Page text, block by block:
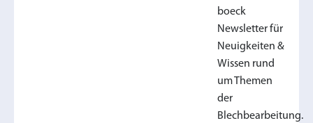
boeck
Newsletter für
Neuigkeiten &
Wissen rund
um Themen
der
Blechbearbeitung.